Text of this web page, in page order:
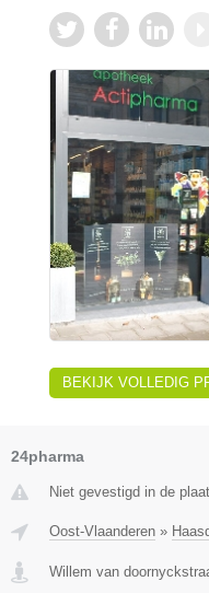
BEKIJK VOLLEDIG
24pharma
Niet gevestigd in de
Oost-Vlaanderen »
Willem van